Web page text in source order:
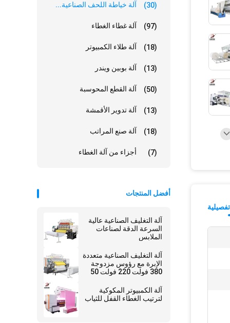
آلة خياطة اللحف الصناعية... (30)
آلة غطاء الغطاء (97)
آلة طلاء الكمبيوتر (18)
آلة بوبين ويندر (13)
آلة القطع المحوسبة (50)
آلة تدوير الأقمشة (13)
آلة صنع المراتب (18)
أجزاء من آلة الغطاء (7)
أفضل المنتجات
آلة التغليف الصناعية عالية
السرعة الدقة لصناعات
الملابس
آلة التغليف الصناعية متعددة
الإبرة مع رؤوس مزدوجة
380 فولت 220 فولت 50
آلة الكمبيوتر المكوكية
لترتيب الغطاء القفل للثياب